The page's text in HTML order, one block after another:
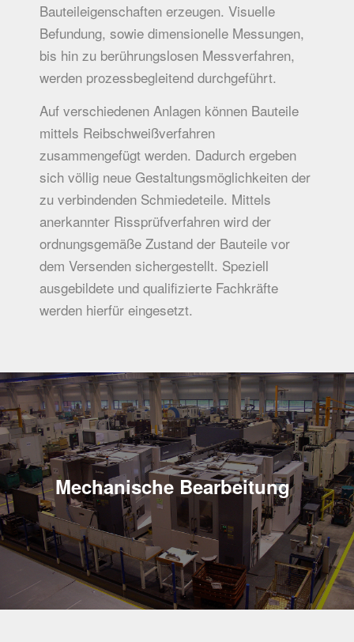
Bauteileigenschaften erzeugen. Visuelle
Befundung, sowie dimensionelle Messungen,
bis hin zu berührungslosen Messverfahren,
werden prozessbegleitend durchgeführt.
Auf verschiedenen Anlagen können Bauteile
mittels Reibschweißverfahren
zusammengefügt werden. Dadurch ergeben
sich völlig neue Gestaltungsmöglichkeiten der
zu verbindenden Schmiedeteile. Mittels
anerkannter Rissprüfverfahren wird der
ordnungsgemäße Zustand der Bauteile vor
dem Versenden sichergestellt. Speziell
ausgebildete und qualifizierte Fachkräfte
werden hierfür eingesetzt.
Mechanische Bearbeitung